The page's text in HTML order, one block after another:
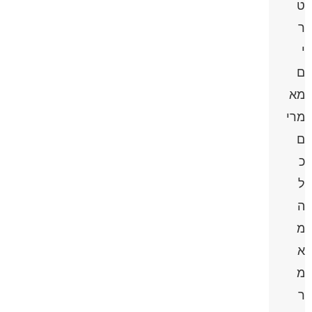
ט
ר
י
ם
מא
מרי
ם
כ
ל
ה
מ
א
מ
ר